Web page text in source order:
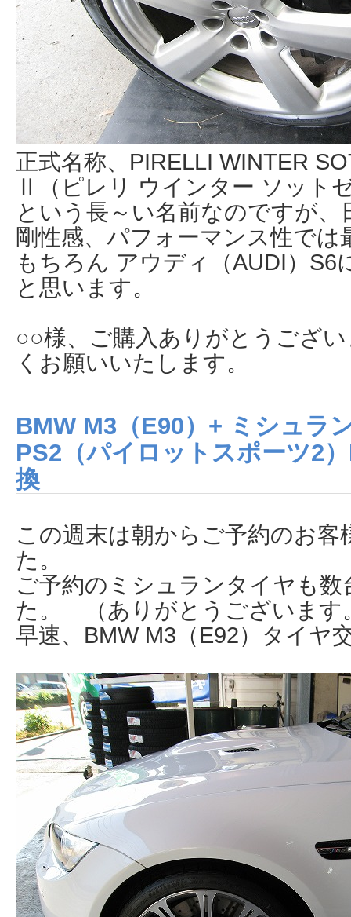
正式名称、PIRELLI WINTER
Ⅱ（ピレリ ウインター ソット
という長～い名前なのですが
剛性感、パフォーマンス性では
もちろん アウディ（AUDI）S6
と思います。
○○様、ご購入ありがとうござ
くお願いいたします。
BMW M3（E90）+ ミシュラ
PS2（パイロットスポーツ2
換
この週末は朝からご予約のお客
た。
ご予約のミシュランタイヤも
た。 （ありがとうございます
早速、BMW M3（E92）タイヤ